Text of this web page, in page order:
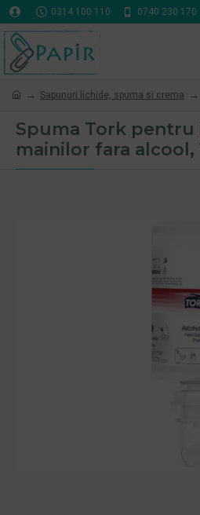
0314 100 110 0740 230 170
Sapunuri lichide, spuma si crema
Spuma Tork pentru
mainilor fara alcool,